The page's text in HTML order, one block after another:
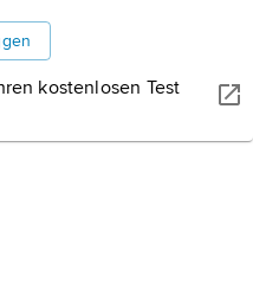
Artikel
kostenlosen Test